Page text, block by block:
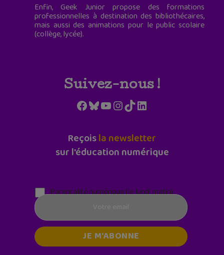
Enfin, Geek Junior propose des formations
professionnelles à destination des bibliothécaires,
mais aussi des animations pour le public scolaire
(collège, lycée).
Suivez-nous !
Facebook
Bluesky
YouTube
Instagram
TikTokLinkedIn
Reçoisla newsletter
sur l'éducation numérique
Parentalité numérique (le lundi matin)